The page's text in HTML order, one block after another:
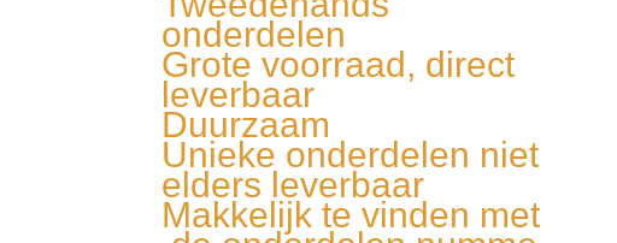
onderdelen
Grote voorraad, direct
leverbaar
Duurzaam
Unieke onderdelen niet
elders leverbaar
Makkelijk te vinden met